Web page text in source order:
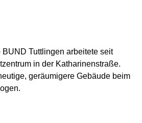
BUND Tuttlingen arbeitete seit
in der Katharinenstraße.
geräumigere Gebäude beim